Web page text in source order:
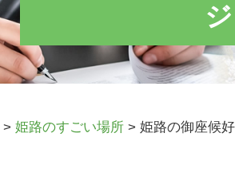
> 姫路のすごい場所 > 姫路の御座候